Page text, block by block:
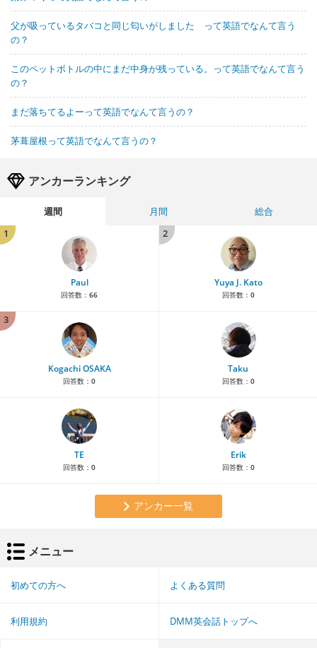
父が吸っているタバコと同じ匂いがしました って英語でなんて言う
の？
このペットボトルの中にまだ中身が残っている。って英語でなんて言う
の？
まだ落ちてるよーって英語でなんて言うの？
茅葺屋根って英語でなんて言うの？
アンカーランキング
週間 月間
総合
1
Paul
回答数： 66
2
Yuya J. Kato
回答数： 0
3
Kogachi OSAKA
回答数： 0
Taku
回答数： 0
TE
回答数： 0
Erik
回答数： 0
アンカー一覧
メニュー
初めての方へ よくある質問
利用規約 DMM英会話トップへ